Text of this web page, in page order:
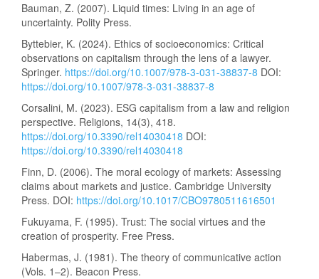
Bauman, Z. (2007). Liquid times: Living in an age of
uncertainty. Polity Press.
Byttebier, K. (2024). Ethics of socioeconomics: Critical
observations on capitalism through the lens of a lawyer.
Springer. https://doi.org/10.1007/978-3-031-38837-8 DOI:
https://doi.org/10.1007/978-3-031-38837-8
Corsalini, M. (2023). ESG capitalism from a law and religion
perspective. Religions, 14(3), 418.
https://doi.org/10.3390/rel14030418 DOI:
https://doi.org/10.3390/rel14030418
Finn, D. (2006). The moral ecology of markets: Assessing
claims about markets and justice. Cambridge University
Press. DOI: https://doi.org/10.1017/CBO9780511616501
Fukuyama, F. (1995). Trust: The social virtues and the
creation of prosperity. Free Press.
Habermas, J. (1981). The theory of communicative action
(Vols. 1–2). Beacon Press.